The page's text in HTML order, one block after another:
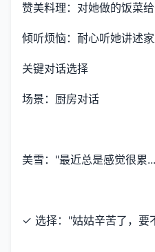
赞美料理：对她做的饭菜
倾听烦恼：耐心听她讲述
关键对话选择
场景：厨房对话
美雪："最近总是感觉很累
✓ 选择："姑姑辛苦了，要